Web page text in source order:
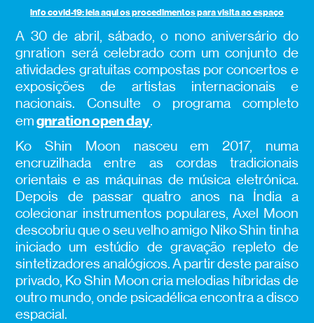
info covid-19: leia aqui os procedimentos para visita ao espaço
A 30 de abril, sábado, o nono aniversário do
gnration será celebrado com um conjunto de
atividades gratuitas compostas por concertos e
exposições de artistas internacionais e
nacionais. Consulte o programa completo
emgnration open day.
Ko Shin Moon nasceu em 2017, numa
encruzilhada entre as cordas tradicionais
orientais e as máquinas de música eletrónica.
Depois de passar quatro anos na Índia a
colecionar instrumentos populares, Axel Moon
descobriu que o seu velho amigo Niko Shin tinha
iniciado um estúdio de gravação repleto de
sintetizadores analógicos. A partir deste paraíso
privado, Ko Shin Moon cria melodias híbridas de
outro mundo, onde psicadélica encontra a disco
espacial.